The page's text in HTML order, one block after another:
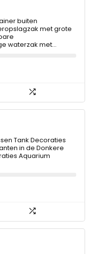
buiten
met grote
waterzak met…
Tank Decoraties
in de Donkere
Aquarium